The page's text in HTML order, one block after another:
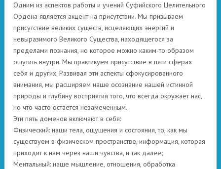
Одним из аспектов работы и учений Суфийского Целительного
Ордена является акцент на присутствии. Мы призываем
присутствие великих существ, исцеляющих энергий и
невыразимого Великого Существа, находящегося за
пределами познания, но которое можно каким-то образом
ощутить внутри. Мы практикуем присутствие в пяти сферах
себя и других. Развивая эти аспекты сфокусированного
внимания, мы расширяем наше осознание нашей истинной
природы и глубину восприятия того, что всегда окружает нас,
но что часто остается незамеченным.
Эти пять доменов включают в себя:
Физический: наши тела, ощущения и состояния, то, как мы
существуем в физическом пространстве, информация, которая
приходит к нам через наши чувства, и так далее;
Ментальный: наше мышление, отношения, обработка